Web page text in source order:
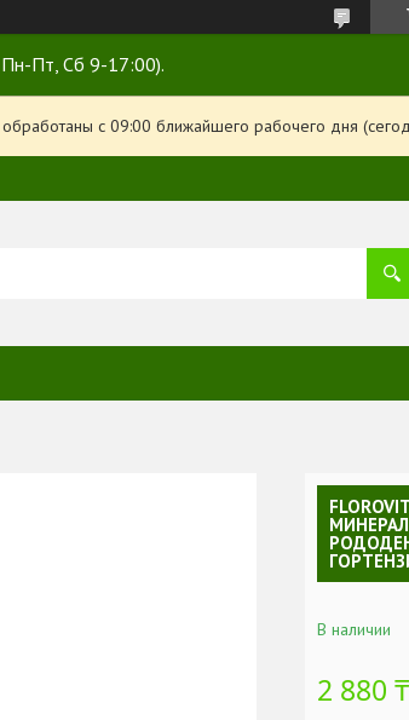
Пт, Сб 9-17:00).
с 09:00 ближайшего рабочего дня
В наличии
2 880 ₸